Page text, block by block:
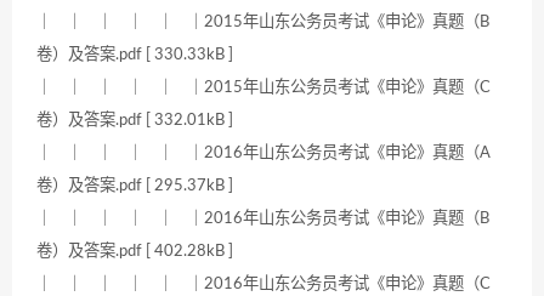
｜ ｜ ｜ ｜ ｜ ｜2015年山东公务员考试《申论》真题（B
卷）及答案.pdf [ 330.33kB ]
｜ ｜ ｜ ｜ ｜ ｜2015年山东公务员考试《申论》真题（C
卷）及答案.pdf [ 332.01kB ]
｜ ｜ ｜ ｜ ｜ ｜2016年山东公务员考试《申论》真题（A
卷）及答案.pdf [ 295.37kB ]
｜ ｜ ｜ ｜ ｜ ｜2016年山东公务员考试《申论》真题（B
卷）及答案.pdf [ 402.28kB ]
｜ ｜ ｜ ｜ ｜ ｜2016年山东公务员考试《申论》真题（C